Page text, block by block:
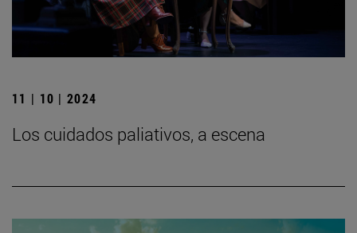
11 | 10 | 2024
Los cuidados paliativos, a escena